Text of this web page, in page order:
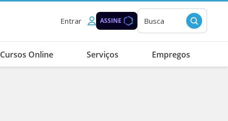
Entrar ASSINE Busca
Cursos Online Serviços Empregos